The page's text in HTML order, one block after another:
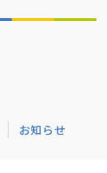
お知らせ